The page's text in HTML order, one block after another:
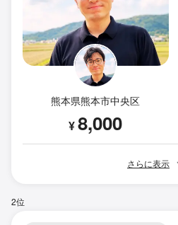
熊本県熊本市中央区
¥8,000
さらに表示
2位